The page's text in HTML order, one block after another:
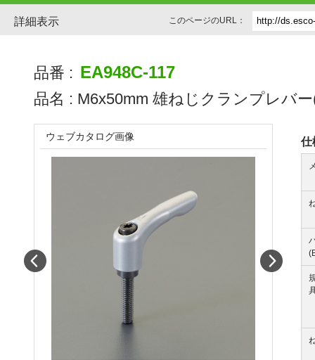
詳細表示 このページのURL：
品番 : EA948C-117
品名 : M6x50mm 雄ねじクランプレバー
仕
ウェブカタログ画像